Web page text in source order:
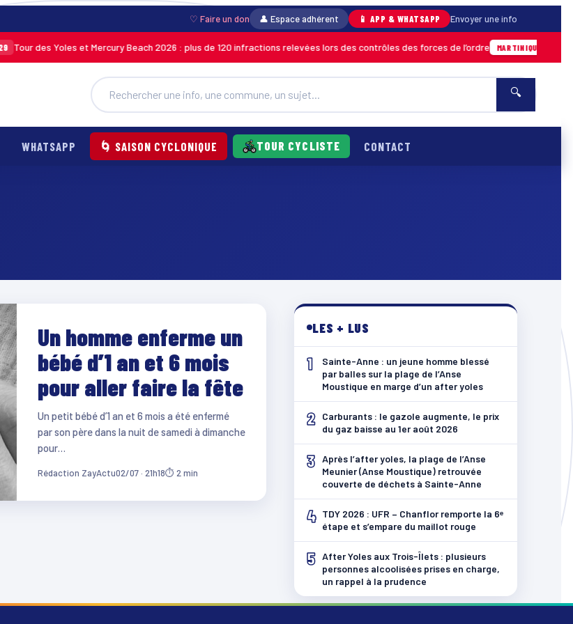
♡ Faire un don 👤 Espace adhérent 📱 APP & WHATSAPP Envoyer une info
Tour des Yoles et Mercury Beach 2026 : plus de 120 infractions relevées lors des contrôles des forces de l’ordre MARTINIQUE
🔍
WHATSAPP 🌀 SAISON CYCLONIQUE TOUR CYCLISTE CONTACT
Un homme enferme un
bébé d’1 an et 6 mois
pour aller faire la fête
Un petit bébé d’1 an et 6 mois a été enfermé
par son père dans la nuit de samedi à dimanche
pour…
Rédaction ZayActu02/07 · 21h18⏱ 2 min
LES + LUS
1
Sainte-Anne : un jeune homme blessé
par balles sur la plage de l’Anse
Moustique en marge d’un after yoles
2
Carburants : le gazole augmente, le prix
du gaz baisse au 1er août 2026
3 Après l’after yoles, la plage de l’Anse
Meunier (Anse Moustique) retrouvée
couverte de déchets à Sainte-Anne
4 TDY 2026 : UFR – Chanflor remporte la 6ᵉ
étape et s’empare du maillot rouge
5 After Yoles aux Trois-Îlets : plusieurs
personnes alcoolisées prises en charge,
un rappel à la prudence